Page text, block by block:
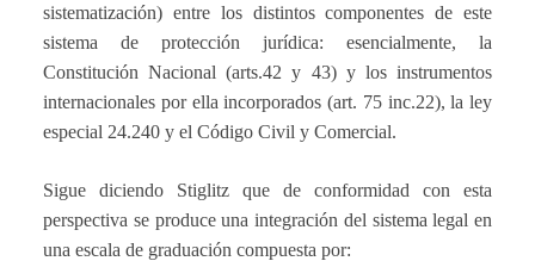
sistematización) entre los distintos componentes de este
sistema de protección jurídica: esencialmente, la
Constitución Nacional (arts.42 y 43) y los instrumentos
internacionales por ella incorporados (art. 75 inc.22), la ley
especial 24.240 y el Código Civil y Comercial.
Sigue diciendo Stiglitz que de conformidad con esta
perspectiva se produce una integración del sistema legal en
una escala de graduación compuesta por: